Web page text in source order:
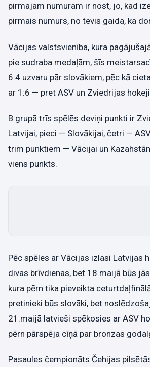
pirmajam numuram ir nost, jo, kad
pirmais numurs, no tevis gaida, ka
Vācijas valstsvienība, kura
pie sudraba medaļām, šīs
6:4 uzvaru pār slovākiem, pēc kā
ar 1:6 — pret ASV un Zviedrijas
B grupā trīs spēlēs deviņi punkti ir
Latvijai, pieci — Slovākijai, četri —
trim punktiem — Vācijai un
viens punkts.
Pēc spēles ar Vācijas izlasi Latvijas
divas brīvdienas, bet 18.maijā būs
kura pērn tika pieveikta
pretinieki būs slovāki, bet
21.maijā latvieši spēkosies ar ASV
pērn pārspēja cīņā par bronzas
Pasaules čempionāts Čehijas